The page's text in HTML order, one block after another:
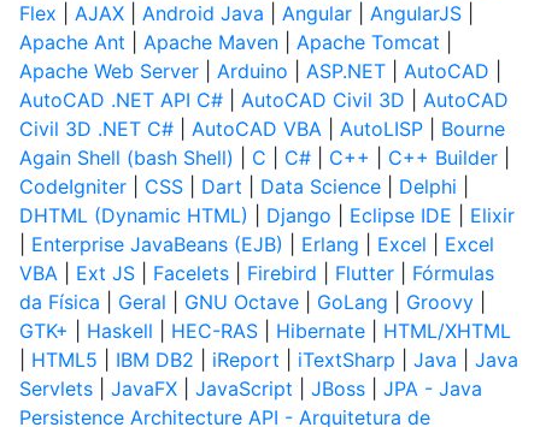
Flex
AJAX Android Java Angular AngularJS
Apache Ant
Apache Maven Apache Tomcat
Apache Web Server
Arduino ASP.NET AutoCAD
AutoCAD .NET API C#
AutoCAD Civil 3D
AutoCAD
Civil 3D .NET C#
AutoCAD VBA AutoLISP
Bourne
Again Shell (bash Shell)
C C# C++ C++ Builder
CodeIgniter
CSS Dart Data Science Delphi
DHTML (Dynamic HTML)
Django Eclipse IDE
Elixir
Enterprise JavaBeans (EJB) Erlang Excel
Excel
VBA
Ext JS Facelets Firebird Flutter
Fórmulas
da Física
Geral GNU Octave GoLang Groovy
GTK+
Haskell HEC-RAS Hibernate
HTML/XHTML
HTML5 IBM DB2 iReport iTextSharp Java
Java
Servlets
JavaFX JavaScript JBoss
JPA - Java
Persistence Architecture API - Arquitetura de